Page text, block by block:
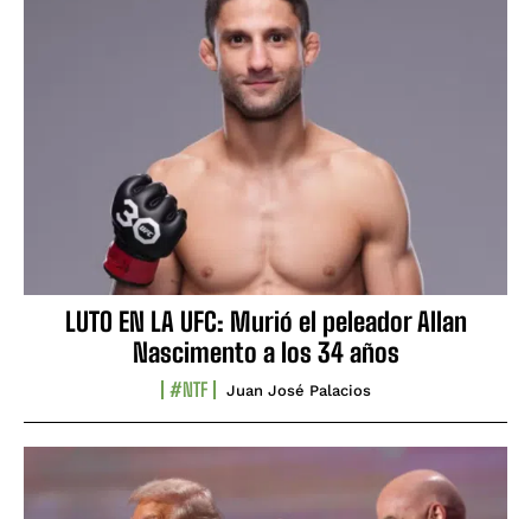
LUTO EN LA UFC: Murió el peleador Allan
Nascimento a los 34 años
#NTF Juan José Palacios